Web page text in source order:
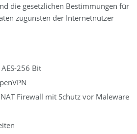
die gesetzlichen Bestimmungen für
zugunsten der Internetnutzer
256 Bit
Firewall mit Schutz vor Maleware